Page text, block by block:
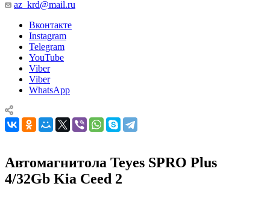
az_krd@mail.ru
Вконтакте
Instagram
Telegram
YouTube
Viber
Viber
WhatsApp
Автомагнитола Teyes SPRO Plus
4/32Gb Kia Ceed 2